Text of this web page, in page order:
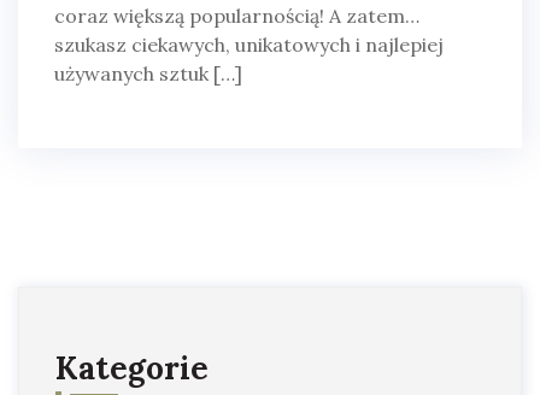
coraz większą popularnością! A zatem…
szukasz ciekawych, unikatowych i najlepiej
używanych sztuk […]
Kategorie